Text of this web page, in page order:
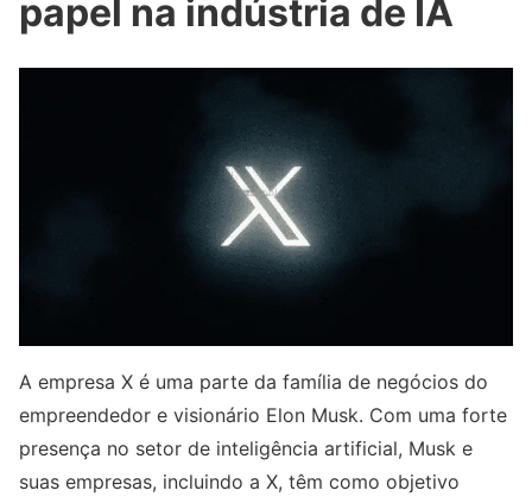
papel na indústria de IA
A empresa X é uma parte da família de negócios do
empreendedor e visionário Elon Musk. Com uma forte
presença no setor de inteligência artificial, Musk e
suas empresas, incluindo a X, têm como objetivo